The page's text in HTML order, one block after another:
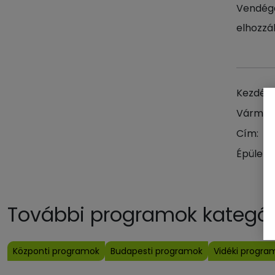
Kezdés
Cím:
Épület:
További programok
Központi programok Budapesti programok Vidéki